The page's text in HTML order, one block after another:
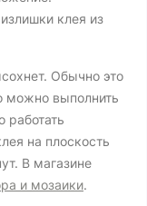
клея из
Обычно это
можно выполнить
работать
на плоскость
В магазине
и мозаики.